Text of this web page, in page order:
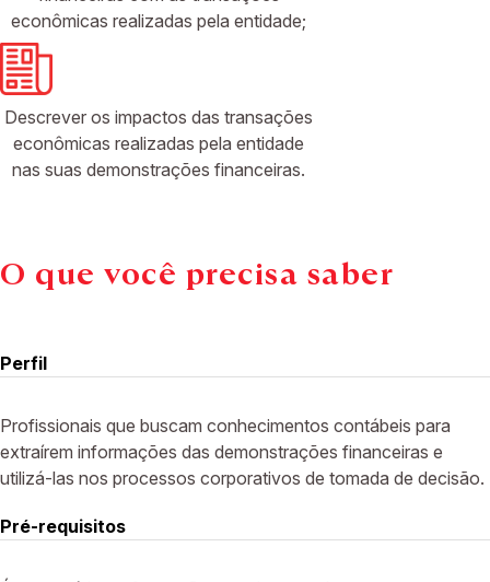
econômicas realizadas pela entidade;
Descrever os impactos das transações
econômicas realizadas pela entidade
nas suas demonstrações financeiras.
O que você precisa saber
Perfil
Profissionais que buscam conhecimentos contábeis para
extraírem informações das demonstrações financeiras e
utilizá-las nos processos corporativos de tomada de decisão.
Pré-requisitos